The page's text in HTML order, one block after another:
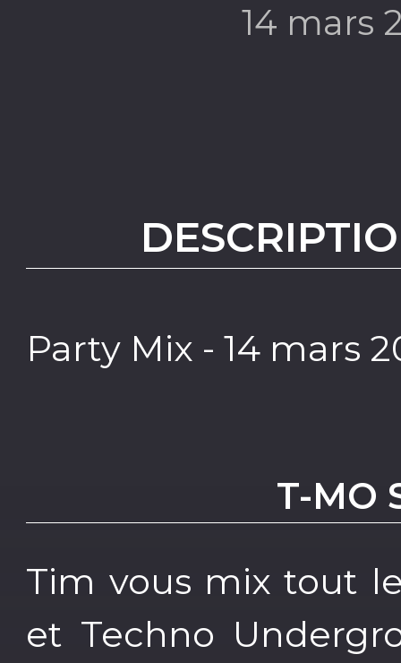
14 mars
Party Mix - 14 mars
T-MO
Tim vous mix tout
et Techno